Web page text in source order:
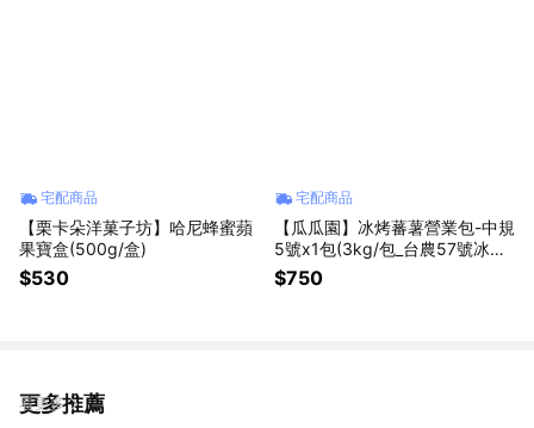
宅配商品
【栗卡朵洋菓子坊】哈尼蜂蜜蘋
果寶盒(500g/盒)
$530
宅配商品
【瓜瓜園】冰烤蕃薯營業包-中規
5號x1包(3kg/包_台農57號冰烤
地瓜)
$750
更多推薦
看更多